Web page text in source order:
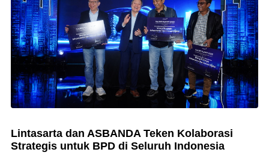
Lintasarta dan ASBANDA Teken Kolaborasi
Strategis untuk BPD di Seluruh Indonesia